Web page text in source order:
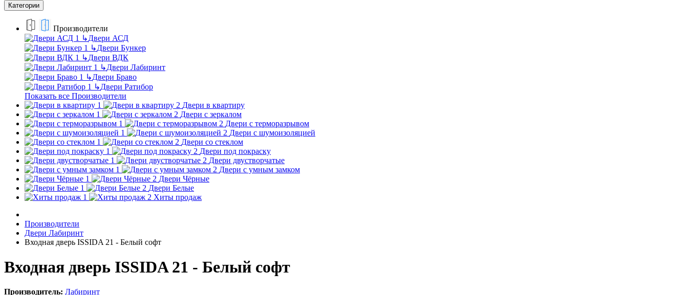
Категории
Производители
↳Двери АСД
↳Двери Бункер
↳Двери ВДК
↳Двери Лабиринт
↳Двери Браво
↳Двери Ратибор
Показать все Производители
Двери в квартиру
Двери с зеркалом
Двери с терморазрывом
Двери с шумоизоляцией
Двери со стеклом
Двери под покраску
Двери двустворчатые
Двери с умным замком
Двери Чёрные
Двери Белые
Хиты продаж
Производители
Двери Лабиринт
Входная дверь ISSIDA 21 - Белый софт
Входная дверь ISSIDA 21 - Белый софт
Производитель: Лабиринт